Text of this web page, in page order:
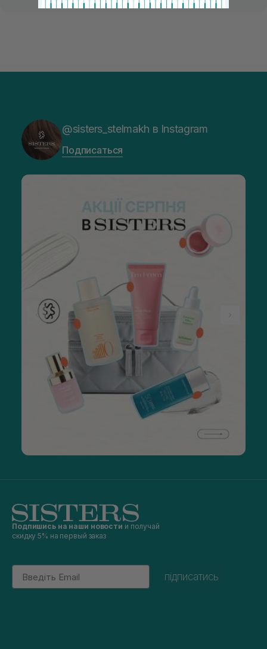
@sisters_stelmakh в Instagram
Подписаться
Подпишись на наши новости и получай
скидку 5% на первый заказ
Email
підписатись